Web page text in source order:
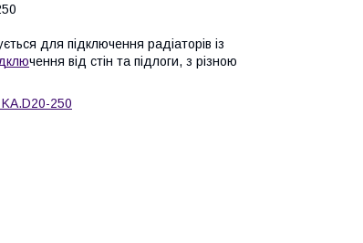
для підключення радіаторів із
чення від стін та підлоги, з різною